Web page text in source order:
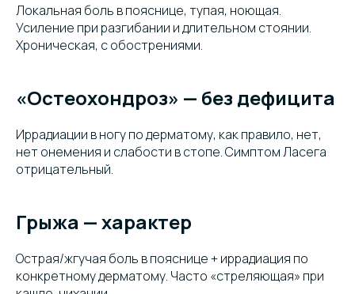
Локальная боль в пояснице, тупая, ноющая.
Усиление при разгибании и длительном стоянии.
Хроническая, с обострениями.
«Остеохондроз» — без дефицита
Иррадиации в ногу по дерматому, как правило, нет,
нет онемения и слабости в стопе. Симптом Ласега
отрицательный.
Грыжа — характер
Острая/жгучая боль в пояснице + иррадиация по
конкретному дерматому. Часто «стреляющая» при